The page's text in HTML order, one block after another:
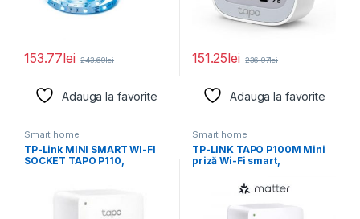
153.77lei 243.69lei
Adauga la favorite
151.25lei 236.97lei
Adauga la favorite
Smart home
TP-Link MINI SMART WI-FI
SOCKET TAPO P110,
Smart home
TP-LINK TAPO P100M Mini
priză Wi-Fi smart,